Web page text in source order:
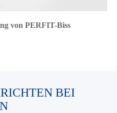
von PERFIT-Biss
BEI